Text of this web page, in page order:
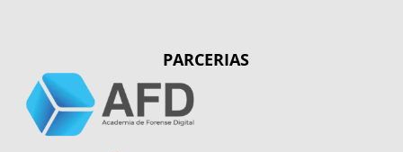
PARCERIAS